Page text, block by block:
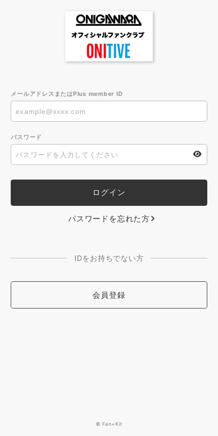
メールアドレスまたはPlus member ID
パスワード
パスワードを忘れた方
IDをお持ちでない方
会員登録
© Fan+Kit